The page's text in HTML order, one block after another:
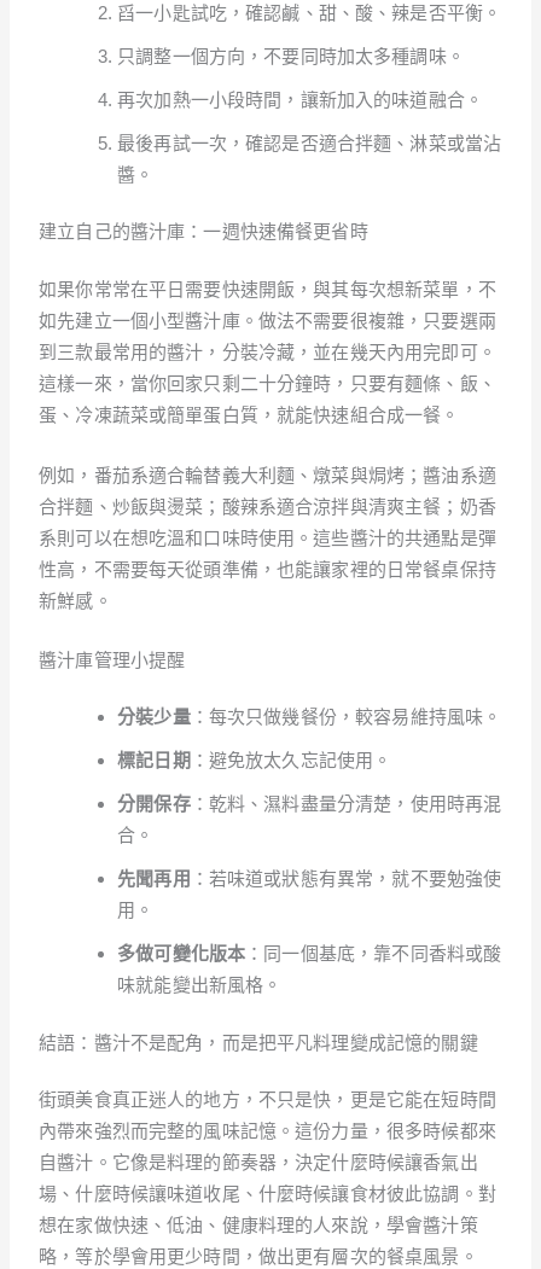
舀一小匙試吃，確認鹹、甜、酸、辣是否平衡。
只調整一個方向，不要同時加太多種調味。
再次加熱一小段時間，讓新加入的味道融合。
最後再試一次，確認是否適合拌麵、淋菜或當沾
醬。
建立自己的醬汁庫：一週快速備餐更省時
如果你常常在平日需要快速開飯，與其每次想新菜單，不
如先建立一個小型醬汁庫。做法不需要很複雜，只要選兩
到三款最常用的醬汁，分裝冷藏，並在幾天內用完即可。
這樣一來，當你回家只剩二十分鐘時，只要有麵條、飯、
蛋、冷凍蔬菜或簡單蛋白質，就能快速組合成一餐。
例如，番茄系適合輪替義大利麵、燉菜與焗烤；醬油系適
合拌麵、炒飯與燙菜；酸辣系適合涼拌與清爽主餐；奶香
系則可以在想吃溫和口味時使用。這些醬汁的共通點是彈
性高，不需要每天從頭準備，也能讓家裡的日常餐桌保持
新鮮感。
醬汁庫管理小提醒
分裝少量：每次只做幾餐份，較容易維持風味。
標記日期 ：避免放太久忘記使用。
分開保存：乾料、濕料盡量分清楚，使用時再混
合。
先聞再用 ：若味道或狀態有異常，就不要勉強使
用。
多做可變化版本 ：同一個基底，靠不同香料或酸
味就能變出新風格。
結語：醬汁不是配角，而是把平凡料理變成記憶的關鍵
街頭美食真正迷人的地方，不只是快，更是它能在短時間
內帶來強烈而完整的風味記憶。這份力量，很多時候都來
自醬汁。它像是料理的節奏器，決定什麼時候讓香氣出
場、什麼時候讓味道收尾、什麼時候讓食材彼此協調。對
想在家做快速、低油、健康料理的人來說，學會醬汁策
略，等於學會用更少時間，做出更有層次的餐桌風景。